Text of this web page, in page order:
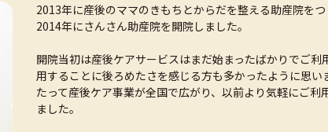
2013年に産後のママのきもちとからだを整える助産院をつ
2014年にさんさん助産院を開院しました。
開院当初は産後ケアサービスはまだ始まったばかりでご利
用することに後ろめたさを感じる方も多かったように思
たって産後ケア事業が全国で広がり、以前より気軽にご利
ました。